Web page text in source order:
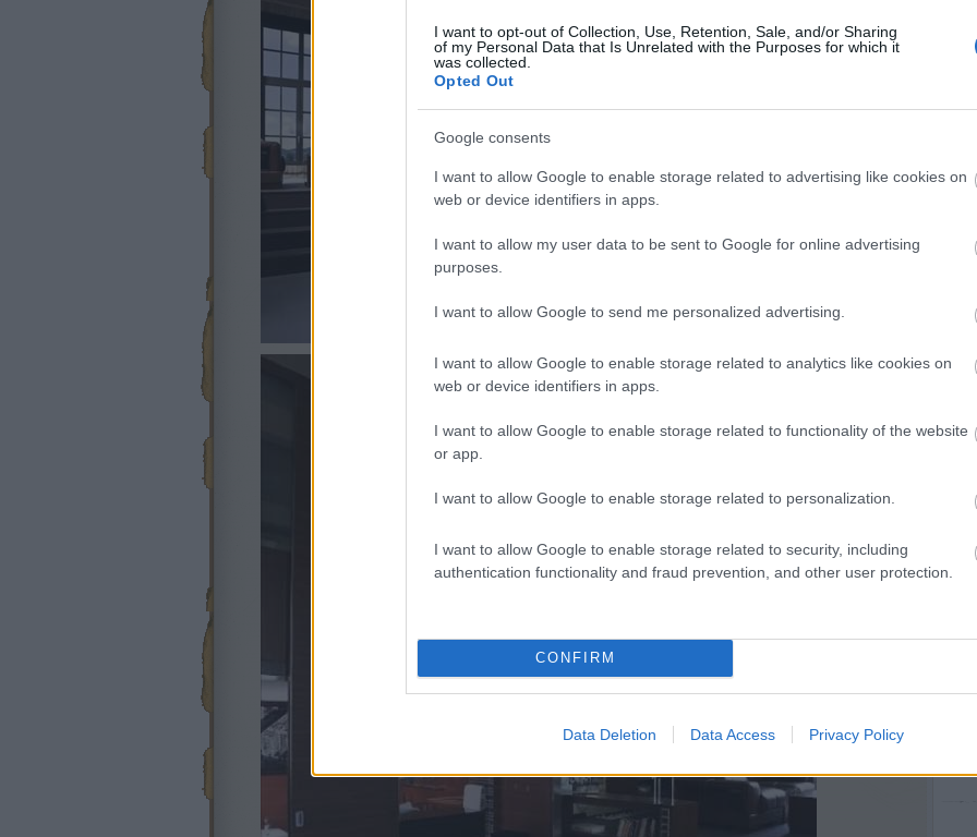
I want to opt-out of Collection, Use, Retention, Sale, and/or Sharing
of my Personal Data that Is Unrelated with the Purposes for which it
was collected.
Opted Out
Google consents
I want to allow Google to enable storage related to advertising like cookies on
web or device identifiers in apps.
I want to allow my user data to be sent to Google for online advertising
purposes.
I want to allow Google to send me personalized advertising.
I want to allow Google to enable storage related to analytics like cookies on
web or device identifiers in apps.
I want to allow Google to enable storage related to functionality of the website
or app.
I want to allow Google to enable storage related to personalization.
I want to allow Google to enable storage related to security, including
authentication functionality and fraud prevention, and other user protection.
CONFIRM
Data Deletion Data Access Privacy Policy